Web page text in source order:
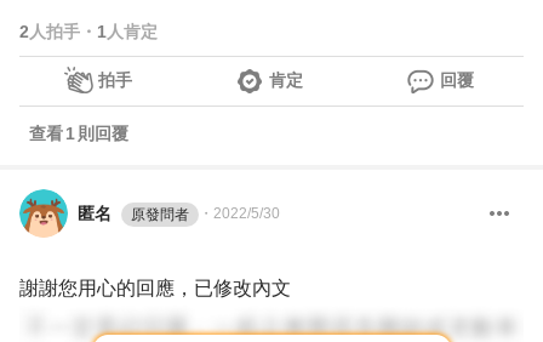
2 人拍手 ・ 1 人肯定
拍手 肯定 回覆
查看1 則回覆
匿名 原發問者 ・ 2022/5/30
謝謝您用心的回應，已修改內文